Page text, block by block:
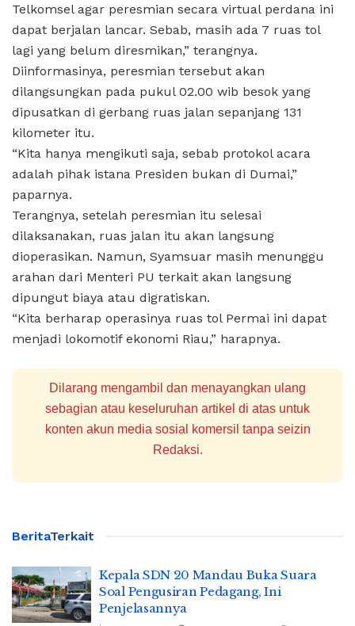
Telkomsel agar peresmian secara virtual perdana ini
dapat berjalan lancar. Sebab, masih ada 7 ruas tol
lagi yang belum diresmikan,” terangnya.
Diinformasinya, peresmian tersebut akan
dilangsungkan pada pukul 02.00 wib besok yang
dipusatkan di gerbang ruas jalan sepanjang 131
kilometer itu.
“Kita hanya mengikuti saja, sebab protokol acara
adalah pihak istana Presiden bukan di Dumai,”
paparnya.
Terangnya, setelah peresmian itu selesai
dilaksanakan, ruas jalan itu akan langsung
dioperasikan. Namun, Syamsuar masih menunggu
arahan dari Menteri PU terkait akan langsung
dipungut biaya atau digratiskan.
“Kita berharap operasinya ruas tol Permai ini dapat
menjadi lokomotif ekonomi Riau,” harapnya.
Dilarang mengambil dan menayangkan ulang
sebagian atau keseluruhan artikel di atas untuk
konten akun media sosial komersil tanpa seizin
Redaksi.
BeritaTerkait
Kepala SDN 20 Mandau Buka Suara
Soal Pengusiran Pedagang, Ini
Penjelasannya